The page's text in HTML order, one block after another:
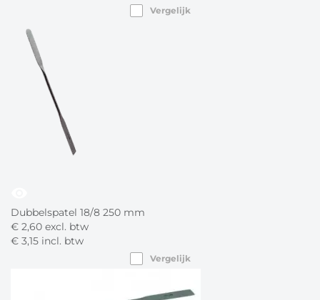
Vergelijk
Dubbelspatel 18/8 250 mm
€ 2,60 excl. btw
€ 3,15 incl. btw
Vergelijk